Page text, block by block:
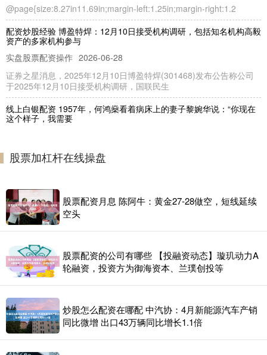
@page{size:8.27in11.69in;margin-left:1.25in;margin-right:1.2
配资炒股经验 博盈特焊：12月10日接受机构调研，包括知名机构高毅
资产的多家机构参与
实盘股票配资操作 2026-06-28
证券之星消息，2025年12月10日博盈特焊(301468)发布公告称公司
于2025年12月10日接受机构调研，国联民生
线上白银配资 1957年，何鸿燊看着病床上的妻子黎婉华说：“你现在
这个样子，我需要
1957年，何鸿燊看着病床上的妻子黎婉华说：“你现在这个样子线上
白银配资，我需要再娶一房！”妻子回怼：“你说过只有我一个
股票加杠杆在线操盘
股票配资月息 陈阿牛：黄金27-28做空，短线延续
空头
股票配资的公司有哪些 【投融资动态】璇玑动力A
轮融资，投资方为御海资本、兰璞创投等
炒股怎么配资在哪配 中汽协：4月新能源汽车产销
同比微增 出口43万辆同比增长1.1倍